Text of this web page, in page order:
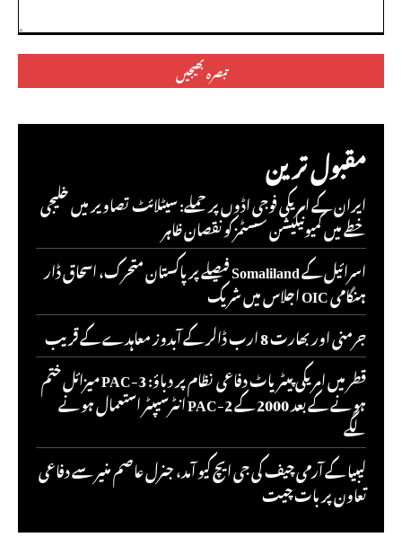
تبصرہ:
مقبول ترین
ایران کے امریکی فوجی اڈوں پر حملے: سیٹلائٹ تصاویر میں خلیجی
خطے میں کمیونیکیشن سسٹمز کو نقصان ظاہر
اسرائیل کے Somaliland فیصلے پر پاکستان متحرک، اسحاق ڈار
ہنگامی OIC اجلاس میں شریک
جرمنی اور بھارت 8 ارب ڈالر کے آبدوز معاہدے کے قریب
قطر میں امریکی پیٹریاٹ دفاعی نظام پر دباؤ: PAC-3 میزائل ختم
ہونے کے بعد 2000 کے PAC-2 انٹرسیپٹر استعمال ہونے
لگے
لیبیا کے آرمی چیف کی جی ایچ کیو آمد، جنرل عاصم منیر سے دفاعی
تعاون پر بات چیت